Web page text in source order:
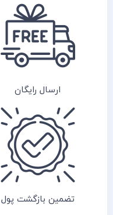
ارسال رایگان
تضمین بازگشت پول